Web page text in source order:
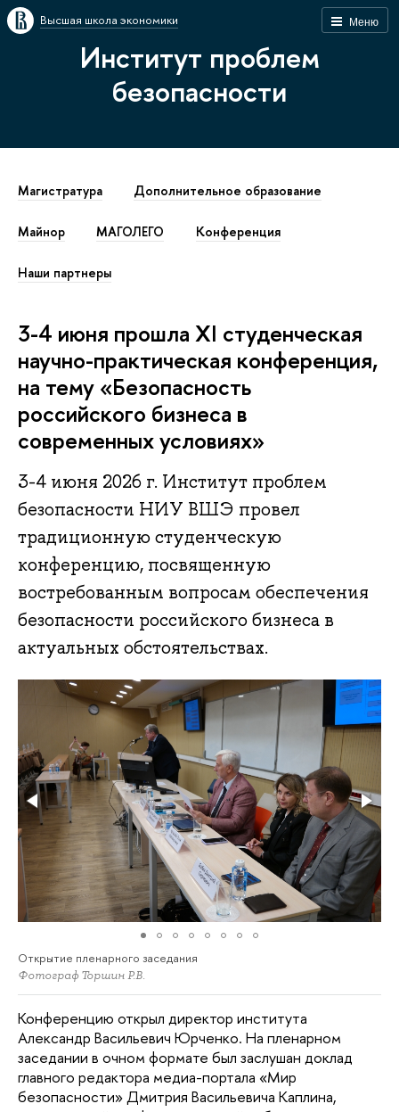
Меню
Высшая школа экономики
Институт проблем
безопасности
Магистратура Дополнительное образование
Майнор МАГОЛЕГО Конференция
Наши партнеры
3-4 июня прошла XI студенческая
научно-практическая конференция,
на тему «Безопасность
российского бизнеса в
современных условиях»
3-4 июня 2026 г. Институт проблем
безопасности НИУ ВШЭ провел
традиционную студенческую
конференцию, посвященную
востребованным вопросам обеспечения
безопасности российского бизнеса в
актуальных обстоятельствах.
Открытие пленарного заседания
Фотограф Торшин Р.В.
Конференцию открыл директор института
Александр Васильевич Юрченко. На пленарном
заседании в очном формате был заслушан доклад
главного редактора медиа-портала «Мир
безопасности» Дмитрия Васильевича Каплина,